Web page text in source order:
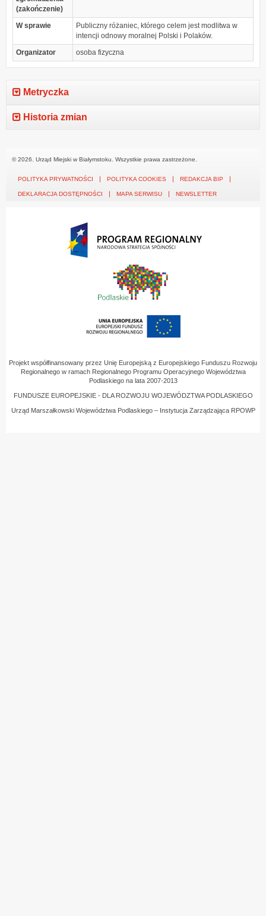
(zakończenie)
W sprawie
Publiczny różaniec, którego celem jest modlitwa w
intencji odnowy moralnej Polski i Polaków.
Organizator
osoba fizyczna
Metryczka
Historia zmian
© 2026. Urząd Miejski w Białymstoku. Wszystkie prawa zastrzeżone.
POLITYKA PRYWATNOŚCI POLITYKA COOKIES REDAKCJA BIP
DEKLARACJA DOSTĘPNOŚCI MAPA SERWISU NEWSLETTER
Projekt współfinansowany przez Unię Europejską z Europejskiego Funduszu Rozwoju
Regionalnego w ramach Regionalnego Programu Operacyjnego Województwa
Podlaskiego na lata 2007-2013
FUNDUSZE EUROPEJSKIE - DLA ROZWOJU WOJEWÓDZTWA PODLASKIEGO
Urząd Marszałkowski Województwa Podlaskiego – Instytucja Zarządzająca RPOWP